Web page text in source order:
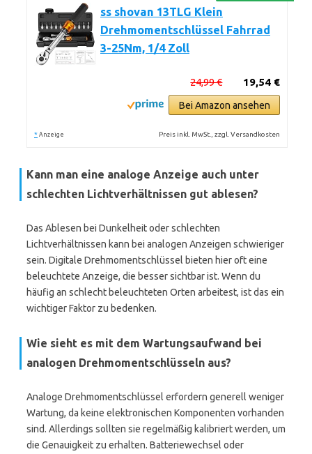
ss shovan 13TLG Klein
Drehmomentschlüssel Fahrrad
3-25Nm, 1/4 Zoll
19,54 €
24,99 €
Bei Amazon ansehen
* Anzeige Preis inkl. MwSt., zzgl. Versandkosten
Kann man eine analoge Anzeige auch unter
schlechten Lichtverhältnissen gut ablesen?
Das Ablesen bei Dunkelheit oder schlechten
Lichtverhältnissen kann bei analogen Anzeigen schwieriger
sein. Digitale Drehmomentschlüssel bieten hier oft eine
beleuchtete Anzeige, die besser sichtbar ist. Wenn du
häufig an schlecht beleuchteten Orten arbeitest, ist das ein
wichtiger Faktor zu bedenken.
Wie sieht es mit dem Wartungsaufwand bei
analogen Drehmomentschlüsseln aus?
Analoge Drehmomentschlüssel erfordern generell weniger
Wartung, da keine elektronischen Komponenten vorhanden
sind. Allerdings sollten sie regelmäßig kalibriert werden, um
die Genauigkeit zu erhalten. Batteriewechsel oder